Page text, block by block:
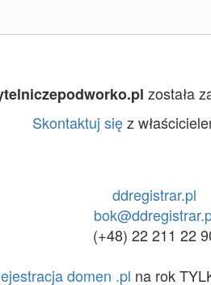
została
Skontaktuj sięz
ddregistrar.pl
(+48) 22 211 22
domen .pl na rok